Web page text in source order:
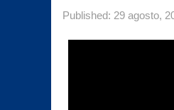
Published: 29 agosto,